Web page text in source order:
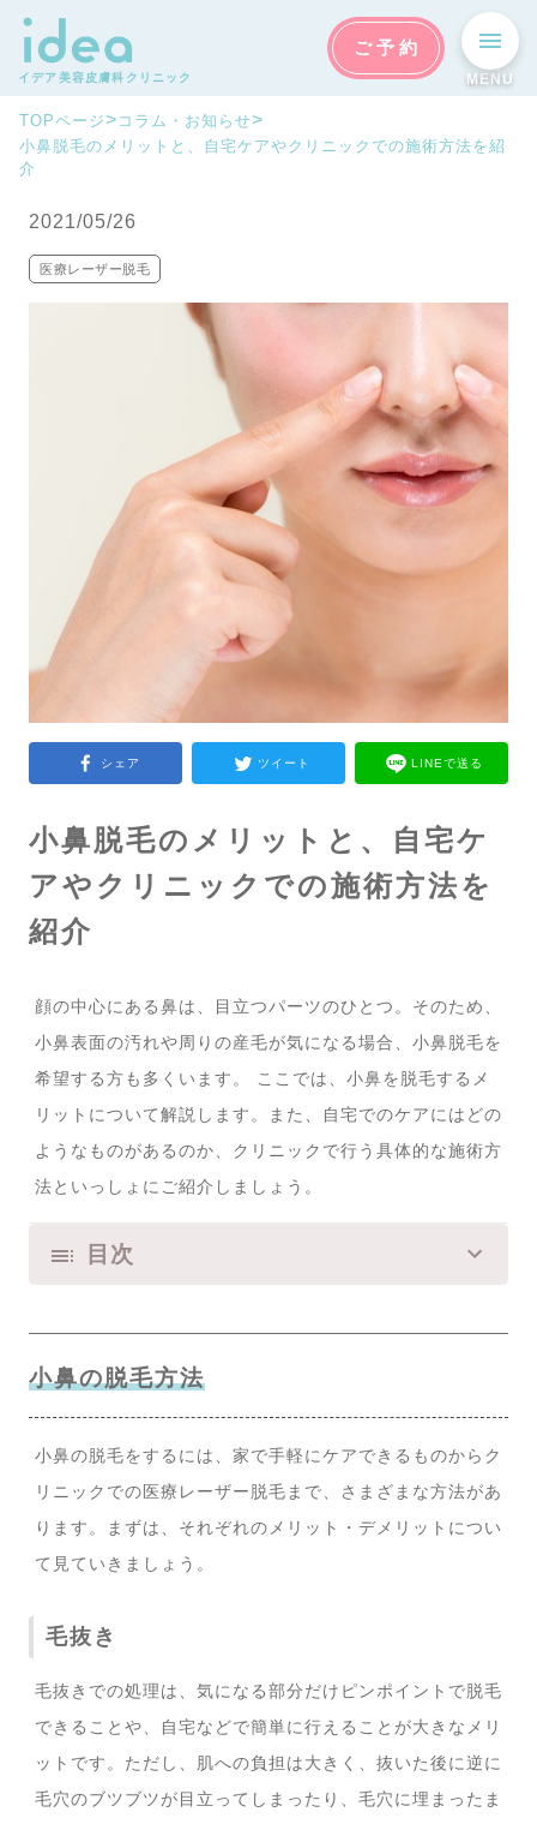
イデア美容皮膚科クリニック
ご予約
MENU
TOPページ> コラム・お知らせ>
小鼻脱毛のメリットと、自宅ケアやクリニックでの施術方法を紹
介
2021/05/26
医療レーザー脱毛
シェア ツイート LINEで送る
小鼻脱毛のメリットと、自宅ケ
アやクリニックでの施術方法を
紹介
顔の中心にある鼻は、目立つパーツのひとつ。そのため、
小鼻表面の汚れや周りの産毛が気になる場合、小鼻脱毛を
希望する方も多くいます。 ここでは、小鼻を脱毛するメ
リットについて解説します。また、自宅でのケアにはどの
ようなものがあるのか、クリニックで行う具体的な施術方
法といっしょにご紹介しましょう。
目次
小鼻の脱毛方法
小鼻の脱毛をするには、家で手軽にケアできるものからク
リニックでの医療レーザー脱毛まで、さまざまな方法があ
ります。まずは、それぞれのメリット・デメリットについ
て見ていきましょう。
毛抜き
毛抜きでの処理は、気になる部分だけピンポイントで脱毛
できることや、自宅などで簡単に行えることが大きなメリ
ットです。ただし、肌への負担は大きく、抜いた後に逆に
毛穴のブツブツが目立ってしまったり、毛穴に埋まったま